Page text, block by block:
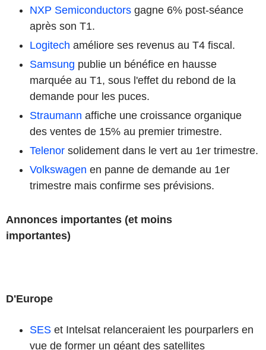
NXP Semiconductors gagne 6% post-séance
après son T1.
Logitech améliore ses revenus au T4 fiscal.
Samsung publie un bénéfice en hausse
marquée au T1, sous l'effet du rebond de la
demande pour les puces.
Straumann affiche une croissance organique
des ventes de 15% au premier trimestre.
Telenor solidement dans le vert au 1er trimestre.
Volkswagen en panne de demande au 1er
trimestre mais confirme ses prévisions.
Annonces importantes (et moins
importantes)
D'Europe
SES et Intelsat relanceraient les pourparlers en
vue de former un géant des satellites